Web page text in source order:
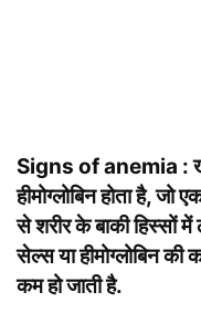
Signs of anemia :
हीमोग्लोबिन होता है,
से शरीर के बाकी हिस्सों में
सेल्स या हीमोग्लोबिन
कम हो जाती है.